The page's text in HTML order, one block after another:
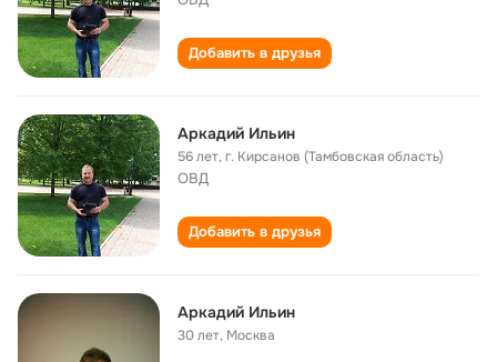
Добавить в друзья
Аркадий Ильин
56 лет,г. Кирсанов (Тамбовская область)
ОВД
Добавить в друзья
Аркадий Ильин
30 лет, Москва